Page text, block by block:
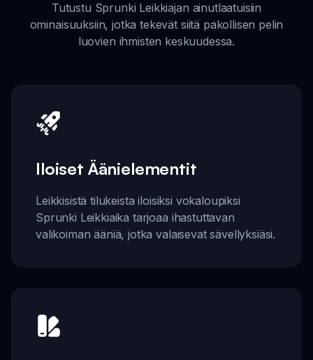
Tutustu Sprunki Leikkiajan ainutlaatuisiin
ominaisuuksiin, jotka tekevät siitä pakollisen pelin
luovien ihmisten keskuudessa.
Iloiset Äänielementit
Leikkisistä tilukeista iloisiksi vokaloupiksi
Sprunki Leikkiaika tarjoaa ihastuttavan
valikoiman ääniä, jotka valaisevat sävellyksiäsi.